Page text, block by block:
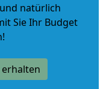
natürlich
Sie Ihr Budget